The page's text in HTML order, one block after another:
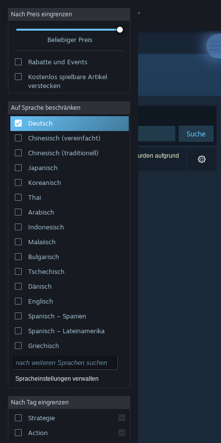
Anmelden
Info
Support
Sprache ändern
Steam-Mobile-App herunterladen
Desktopversion anzeigen
© Valve Corporation. Alle Rechte vorbehalten. Alle
USA und anderen Ländern.
Rechtliches
Barrierefreiheit
Nutzungsvertrag
Nach Preis eingrenzen
Beliebiger Preis
Rabatte und Events
Kostenlos spielbare Artikel
verstecken
Auf Sprache beschränken
Deutsch
Chinesisch (vereinfacht)
Chinesisch (traditionell)
Japanisch
Koreanisch
Thai
Arabisch
Indonesisch
Malaiisch
Bulgarisch
Tschechisch
Dänisch
Englisch
Spanisch – Spanien
Spanisch – Lateinamerika
Griechisch
Spracheinstellungen verwalten
Nach Tag eingrenzen
Strategie
Action
Entwickler: Planeta
Sortieren nach Relevanz
Suche
0 Ergebnisse entsprechen Ihrer Suche. 4 Titel wurden aufgrund
Ihrer Einstellungen ausgeschlossen.